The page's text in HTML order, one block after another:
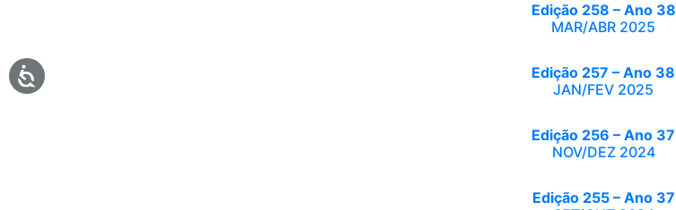
Edição 258 – Ano 38
MAR/ABR 2025
Edição 257 – Ano 38
JAN/FEV 2025
Edição 256 – Ano 37
NOV/DEZ 2024
Edição 255 – Ano 37